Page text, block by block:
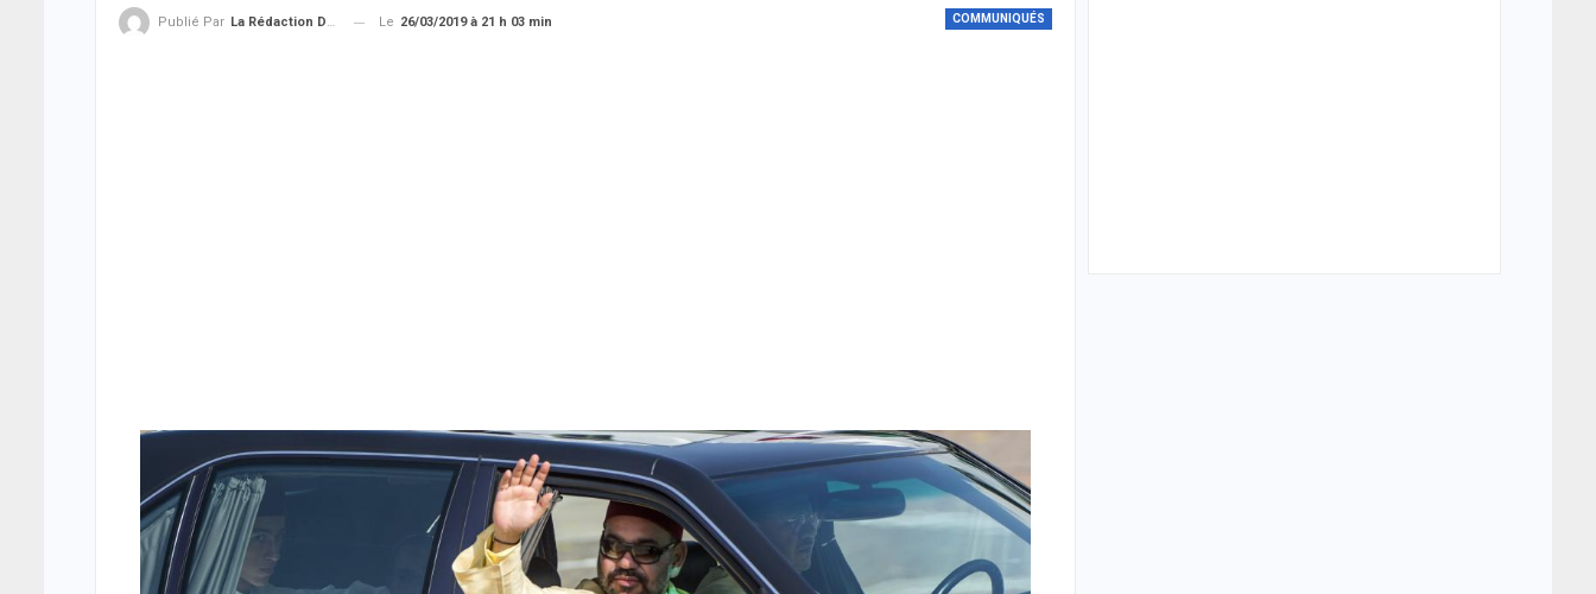
COMMUNIQUÉS
Publié Par La Rédaction De THIEYSENEGAL.com Le 26/03/2019 à 21 h 03 min